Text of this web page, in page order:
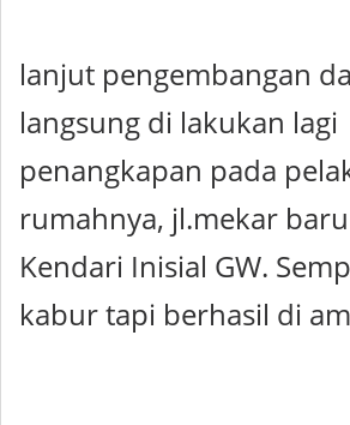
lanjut pengembangan
langsung di lakukan lagi
penangkapan pada
rumahnya, jl.mekar
Kendari Inisial GW.
kabur tapi berhasil di